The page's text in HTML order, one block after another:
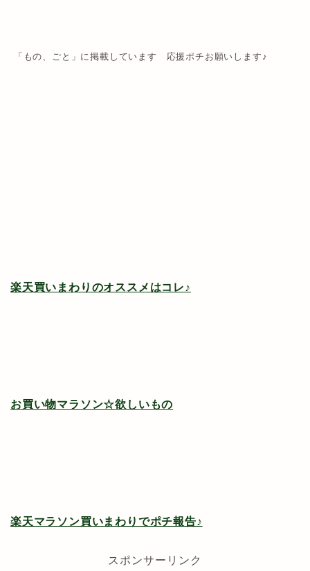
「もの、ごと」に掲載しています 応援ポチお願いします♪
楽天買いまわりのオススメはコレ♪
お買い物マラソン☆欲しいもの
楽天マラソン買いまわりでポチ報告♪
スポンサーリンク